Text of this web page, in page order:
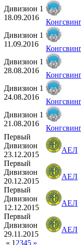
Дивизион 1
18.09.2016
Дивизион 1
11.09.2016
Дивизион 1
28.08.2016
Дивизион 1
24.08.2016
Дивизион 1
21.08.2016
Первый
Дивизион
23.12.2015
АЕЛ
Первый
Дивизион
20.12.2015
АЕЛ
Первый
Дивизион
12.12.2015
АЕЛ
Первый
Дивизион
29.11.2015
АЕЛ
« 1 2345 »